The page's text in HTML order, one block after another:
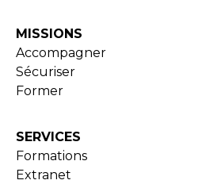
MISSIONS
Accompagner
Sécuriser
Former
SERVICES
Formations
Extranet